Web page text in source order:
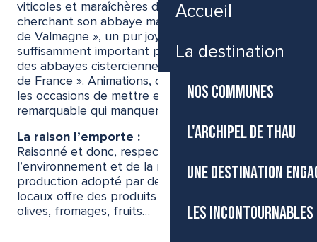
Accueil
La destination
NOS COMMUNES
L'ARCHIPEL DE THAU
UNE DESTINATION
LES
viticoles et maraîchères de Villeveyrac en
cherchant son abbaye majestueuse : celle dite «
de Valmagne », un pur joyau du 12ème siècle et,
suffisamment important pour le souligner, « l’une
des abbayes cisterciennes les mieux conservées
de France ». Animations, concerts… Ce ne sont pas
les occasions de mettre en valeur ce patrimoine
remarquable qui manquent.
La raison l’emporte :
Raisonné et donc, respectueux de
l’environnement et de la ressource, le mode de
production adopté par de nombreux agriculteurs
locaux offre des produits de grande qualité : miel,
olives, fromages, fruits…